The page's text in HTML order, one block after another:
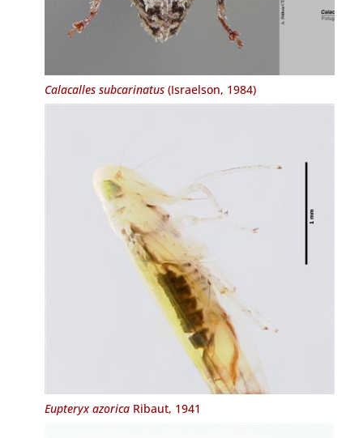
Calacalles subcarinatus(Israelson, 1984)
Eupteryx azoricaRibaut, 1941